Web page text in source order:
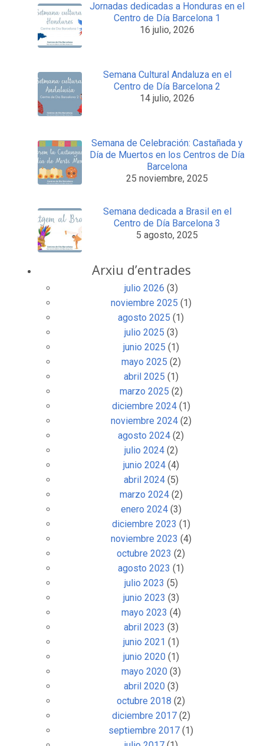
Jornadas dedicadas a Honduras en el
Centro de Día Barcelona 1
16 julio, 2026
Semana Cultural Andaluza en el
Centro de Día Barcelona 2
14 julio, 2026
Semana de Celebración: Castañada y
Día de Muertos en los Centros de Día
Barcelona
25 noviembre, 2025
Semana dedicada a Brasil en el
Centro de Día Barcelona 3
5 agosto, 2025
Arxiu d’entrades
julio 2026 (3)
noviembre 2025 (1)
agosto 2025 (1)
julio 2025 (3)
junio 2025 (1)
mayo 2025 (2)
abril 2025 (1)
marzo 2025 (2)
diciembre 2024(1)
noviembre 2024(2)
agosto 2024 (2)
julio 2024(2)
junio 2024(4)
abril 2024(5)
marzo 2024(2)
enero 2024(3)
diciembre 2023 (1)
noviembre 2023 (4)
octubre 2023 (2)
agosto 2023 (1)
julio 2023 (5)
junio 2023 (3)
mayo 2023 (4)
abril 2023 (3)
junio 2021 (1)
junio 2020(1)
mayo 2020(3)
abril 2020(3)
octubre 2018 (2)
diciembre 2017(2)
septiembre 2017 (1)